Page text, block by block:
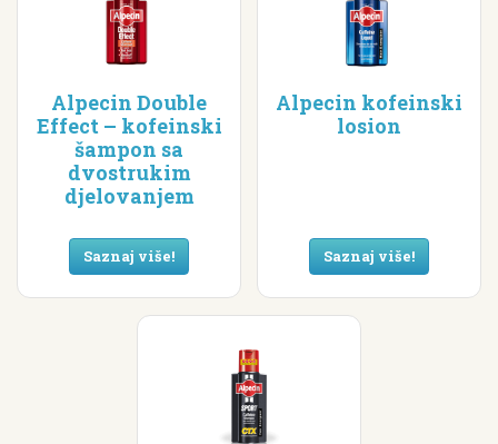
Alpecin Double
Effect – kofeinski
šampon sa
dvostrukim
djelovanjem
Saznaj više!
Alpecin kofeinski
losion
Saznaj više!